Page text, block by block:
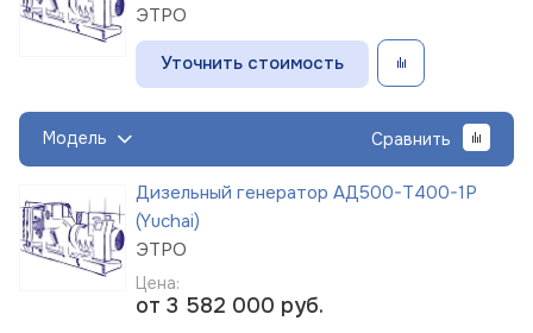
ЭТРО
Уточнить стоимость
Модель Сравнить
Дизельный генератор АД500-Т400-1Р
(Yuchai)
ЭТРО
Цена:
от 3 582 000 руб.